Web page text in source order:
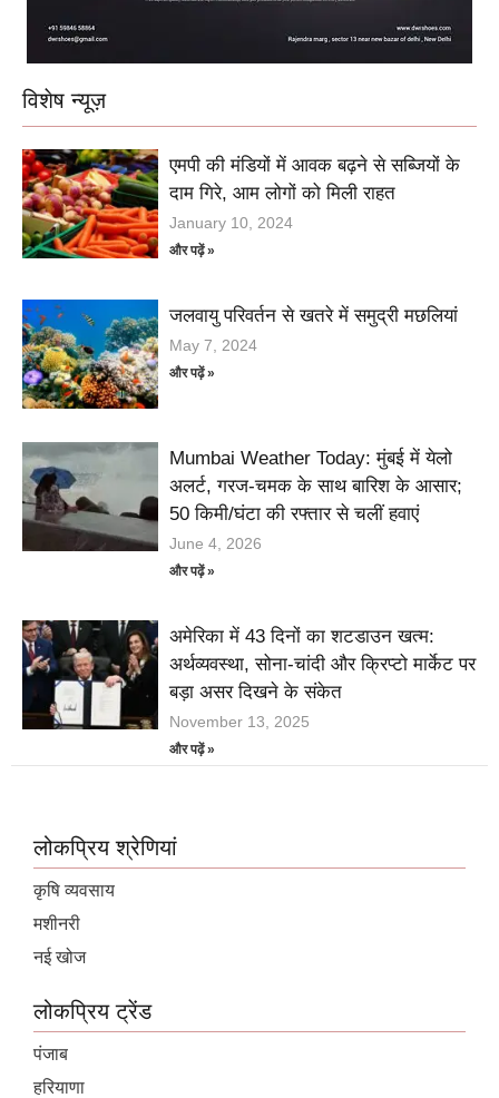
विशेष न्यूज़
एमपी की मंडियों में आवक बढ़ने से सब्जियों के
दाम गिरे, आम लोगों को मिली राहत
January 10, 2024
और पढ़ें »
जलवायु परिवर्तन से खतरे में समुद्री मछलियां
May 7, 2024
और पढ़ें »
Mumbai Weather Today: मुंबई में येलो
अलर्ट, गरज-चमक के साथ बारिश के आसार;
50 किमी/घंटा की रफ्तार से चलीं हवाएं
June 4, 2026
और पढ़ें »
अमेरिका में 43 दिनों का शटडाउन खत्म:
अर्थव्यवस्था, सोना-चांदी और क्रिप्टो मार्केट पर
बड़ा असर दिखने के संकेत
November 13, 2025
और पढ़ें »
लोकप्रिय श्रेणियां
कृषि व्यवसाय
मशीनरी
नई खोज
लोकप्रिय ट्रेंड
पंजाब
हरियाणा